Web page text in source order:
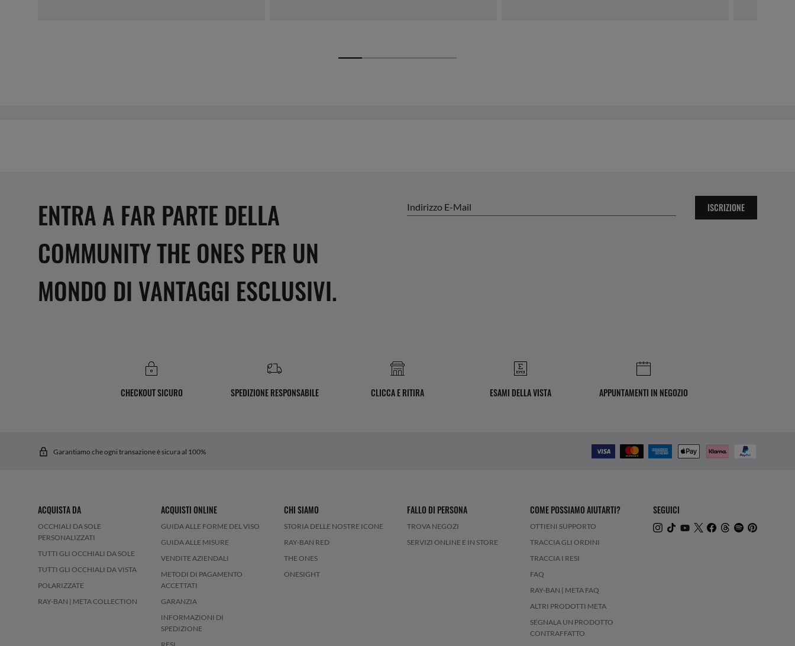
ENTRA A FAR PARTE DELLA
COMMUNITY THE ONES PER UN
MONDO DI VANTAGGI ESCLUSIVI.
Indirizzo E-Mail ISCRIZIONE
CHECKOUT SICURO SPEDIZIONE RESPONSABILE CLICCA E RITIRA ESAMI DELLA VISTA APPUNTAMENTI IN NEGOZIO
Garantiamo che ogni transazione è sicura al 100%
ACQUISTA DA
OCCHIALI DA SOLE
PERSONALIZZATI
TUTTI GLI OCCHIALI DA SOLE
TUTTI GLI OCCHIALI DA VISTA
POLARIZZATE
RAY-BAN | META COLLECTION
ACQUISTI ONLINE
GUIDA ALLE FORME DEL VISO
GUIDA ALLE MISURE
VENDITE AZIENDALI
METODI DI PAGAMENTO
ACCETTATI
GARANZIA
INFORMAZIONI DI
SPEDIZIONE
CHI SIAMO
STORIA DELLE NOSTRE ICONE
RAY-BAN RED
THE ONES
ONESIGHT
FALLO DI PERSONA
TROVA NEGOZI
SERVIZI ONLINE E IN STORE
COME POSSIAMO AIUTARTI?
OTTIENI SUPPORTO
TRACCIA GLI ORDINI
TRACCIA I RESI
FAQ
RAY-BAN | META FAQ
ALTRI PRODOTTI META
SEGNALA UN PRODOTTO
CONTRAFFATTO
SEGUICI